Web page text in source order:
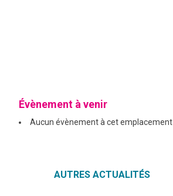
PUBLICATIONS
Évènement à venir
Aucun évènement à cet emplacement
AUTRES ACTUALITÉS